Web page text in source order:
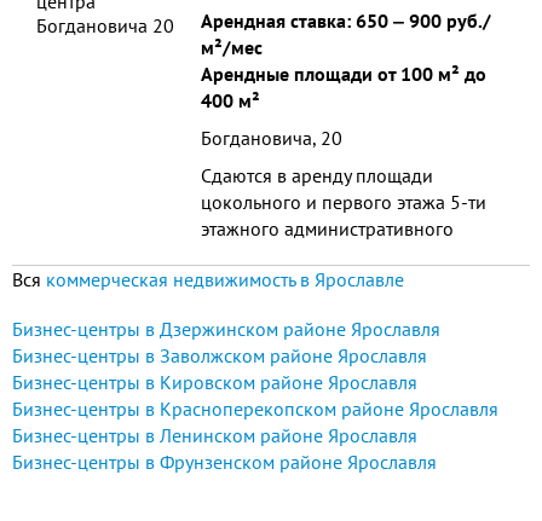
Арендная ставка: 650 ‒ 900 руб./
м²/мес
Арендные площади от 100 м² до
400 м²
Богдановича, 20
Сдаются в аренду площади
цокольного и первого этажа 5-ти
этажного административного
этажа 389,5 кв.м., чистовая
Вся коммерческая недвижимость в Ярославле
Бизнес-центры в Дзержинском районе Ярославля
Бизнес-центры в Заволжском районе Ярославля
Бизнес-центры в Кировском районе Ярославля
Бизнес-центры в Красноперекопском районе Ярославля
Бизнес-центры в Ленинском районе Ярославля
Бизнес-центры в Фрунзенском районе Ярославля